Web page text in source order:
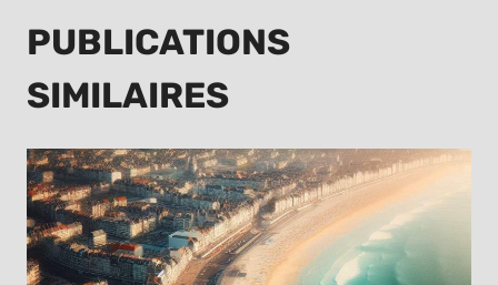
PUBLICATIONS
SIMILAIRES